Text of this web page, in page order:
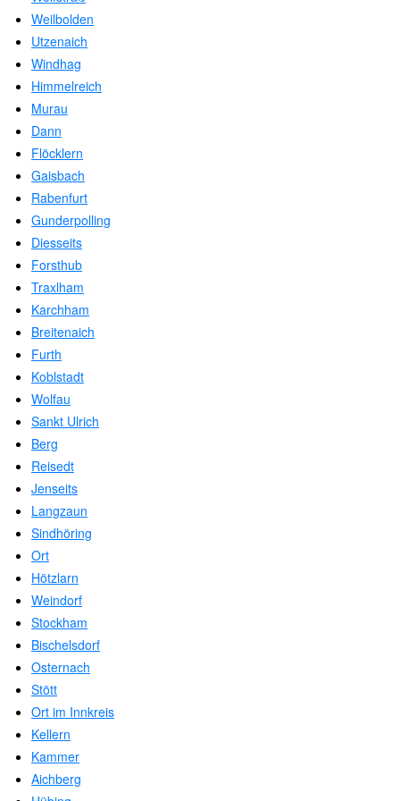
Weilbolden
Utzenaich
Windhag
Himmelreich
Murau
Dann
Flöcklern
Gaisbach
Rabenfurt
Gunderpolling
Diesseits
Forsthub
Traxlham
Karchham
Breitenaich
Furth
Koblstadt
Wolfau
Sankt Ulrich
Berg
Reisedt
Jenseits
Langzaun
Sindhöring
Ort
Hötzlarn
Weindorf
Stockham
Bischelsdorf
Osternach
Stött
Ort im Innkreis
Kellern
Kammer
Aichberg